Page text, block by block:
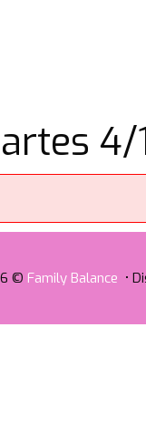
4/
© Family Balance •